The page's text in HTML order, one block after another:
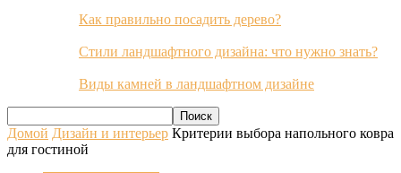
Как правильно посадить дерево?
Стили ландшафтного дизайна: что нужно знать?
Виды камней в ландшафтном дизайне
Домой Дизайн и интерьер Критерии выбора напольного ковра
для гостиной